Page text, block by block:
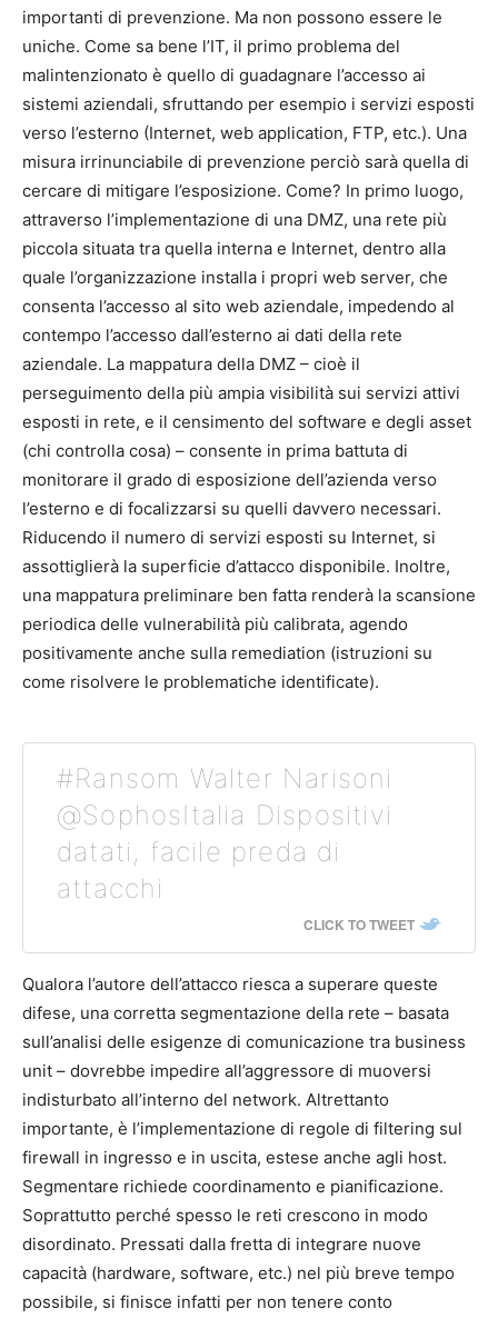
importanti di prevenzione. Ma non possono essere le
uniche. Come sa bene l’IT, il primo problema del
malintenzionato è quello di guadagnare l’accesso ai
sistemi aziendali, sfruttando per esempio i servizi esposti
verso l’esterno (Internet, web application, FTP, etc.). Una
misura irrinunciabile di prevenzione perciò sarà quella di
cercare di mitigare l’esposizione. Come? In primo luogo,
attraverso l’implementazione di una DMZ, una rete più
piccola situata tra quella interna e Internet, dentro alla
quale l’organizzazione installa i propri web server, che
consenta l’accesso al sito web aziendale, impedendo al
contempo l’accesso dall’esterno ai dati della rete
aziendale. La mappatura della DMZ – cioè il
perseguimento della più ampia visibilità sui servizi attivi
esposti in rete, e il censimento del software e degli asset
(chi controlla cosa) – consente in prima battuta di
monitorare il grado di esposizione dell’azienda verso
l’esterno e di focalizzarsi su quelli davvero necessari.
Riducendo il numero di servizi esposti su Internet, si
assottiglierà la superficie d’attacco disponibile. Inoltre,
una mappatura preliminare ben fatta renderà la scansione
periodica delle vulnerabilità più calibrata, agendo
positivamente anche sulla remediation (istruzioni su
come risolvere le problematiche identificate).
#Ransom Walter Narisoni
@SophosItalia Dispositivi
datati, facile preda di
attacchi
CLICK TO TWEET
Qualora l’autore dell’attacco riesca a superare queste
difese, una corretta segmentazione della rete – basata
sull’analisi delle esigenze di comunicazione tra business
unit – dovrebbe impedire all’aggressore di muoversi
indisturbato all’interno del network. Altrettanto
importante, è l’implementazione di regole di filtering sul
firewall in ingresso e in uscita, estese anche agli host.
Segmentare richiede coordinamento e pianificazione.
Soprattutto perché spesso le reti crescono in modo
disordinato. Pressati dalla fretta di integrare nuove
capacità (hardware, software, etc.) nel più breve tempo
possibile, si finisce infatti per non tenere conto